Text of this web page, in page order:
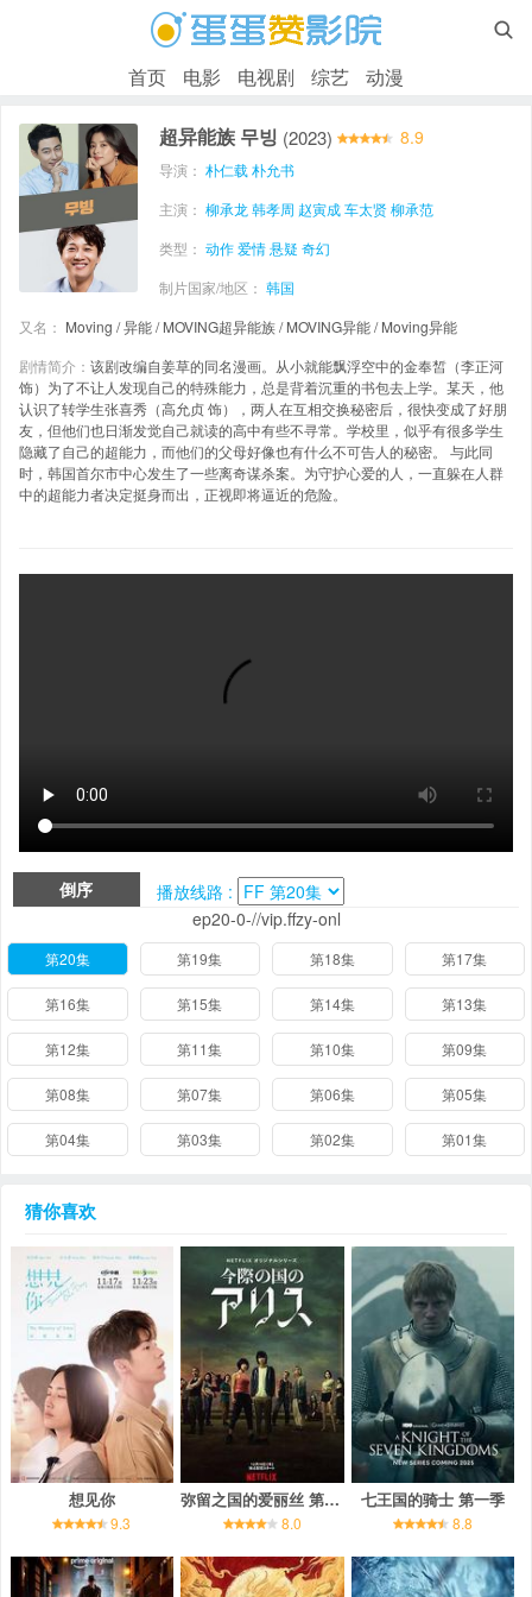

首页 电影 电视剧 综艺 动漫
超异能族 무빙 (2023) 8.9
导演： 朴仁载朴允书
主演： 柳承龙韩孝周 赵寅成车太贤柳承范
类型： 动作爱情悬疑 奇幻
制片国家/地区： 韩国
又名： Moving / 异能 / MOVING超异能族 / MOVING异能 / Moving异能
剧情简介： 该剧改编自姜草的同名漫画。从小就能飘浮空中的金奉皙（李正河
饰）为了不让人发现自己的特殊能力，总是背着沉重的书包去上学。某天，他
认识了转学生张喜秀（高允贞 饰），两人在互相交换秘密后，很快变成了好朋
友，但他们也日渐发觉自己就读的高中有些不寻常。学校里，似乎有很多学生
隐藏了自己的超能力，而他们的父母好像也有什么不可告人的秘密。 与此同
时，韩国首尔市中心发生了一些离奇谋杀案。为守护心爱的人，一直躲在人群
中的超能力者决定挺身而出，正视即将逼近的危险。
倒序
播放线路 :
ep20-0-//vip.ffzy-onl
第20集 第19集 第18集 第17集
第16集 第15集 第14集 第13集
第12集 第11集 第10集 第09集
第08集 第07集 第06集 第05集
第04集 第03集 第02集 第01集
猜你喜欢
想见你
9.3
弥留之国的爱丽丝 第一季
8.0
七王国的骑士 第一季
8.8